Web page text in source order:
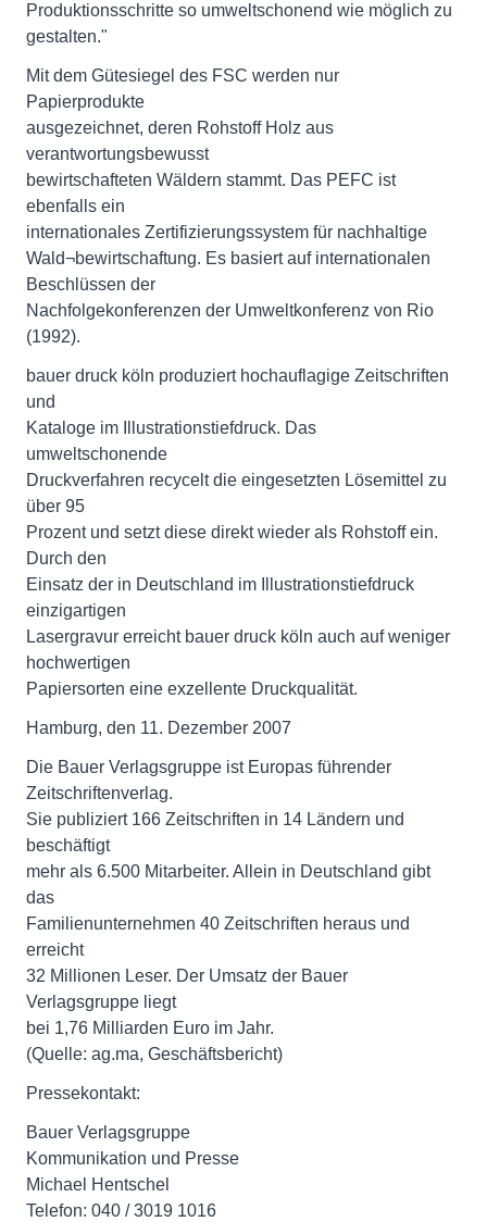
Produktionsschritte so umweltschonend wie möglich zu
gestalten."
Mit dem Gütesiegel des FSC werden nur
Papierprodukte
ausgezeichnet, deren Rohstoff Holz aus
verantwortungsbewusst
bewirtschafteten Wäldern stammt. Das PEFC ist
ebenfalls ein
internationales Zertifizierungssystem für nachhaltige
Wald¬bewirtschaftung. Es basiert auf internationalen
Beschlüssen der
Nachfolgekonferenzen der Umweltkonferenz von Rio
(1992).
bauer druck köln produziert hochauflagige Zeitschriften
und
Kataloge im Illustrationstiefdruck. Das
umweltschonende
Druckverfahren recycelt die eingesetzten Lösemittel zu
über 95
Prozent und setzt diese direkt wieder als Rohstoff ein.
Durch den
Einsatz der in Deutschland im Illustrationstiefdruck
einzigartigen
Lasergravur erreicht bauer druck köln auch auf weniger
hochwertigen
Papiersorten eine exzellente Druckqualität.
Hamburg, den 11. Dezember 2007
Die Bauer Verlagsgruppe ist Europas führender
Zeitschriftenverlag.
Sie publiziert 166 Zeitschriften in 14 Ländern und
beschäftigt
mehr als 6.500 Mitarbeiter. Allein in Deutschland gibt
das
Familienunternehmen 40 Zeitschriften heraus und
erreicht
32 Millionen Leser. Der Umsatz der Bauer
Verlagsgruppe liegt
bei 1,76 Milliarden Euro im Jahr.
(Quelle: ag.ma, Geschäftsbericht)
Pressekontakt:
Bauer Verlagsgruppe
Kommunikation und Presse
Michael Hentschel
Telefon: 040 / 3019 1016